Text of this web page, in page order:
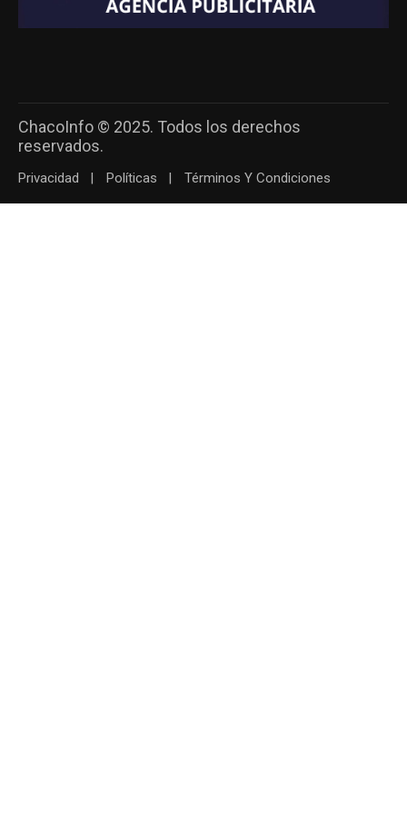
ChacoInfo © 2025. Todos los derechos
reservados.
Privacidad Políticas Términos Y Condiciones